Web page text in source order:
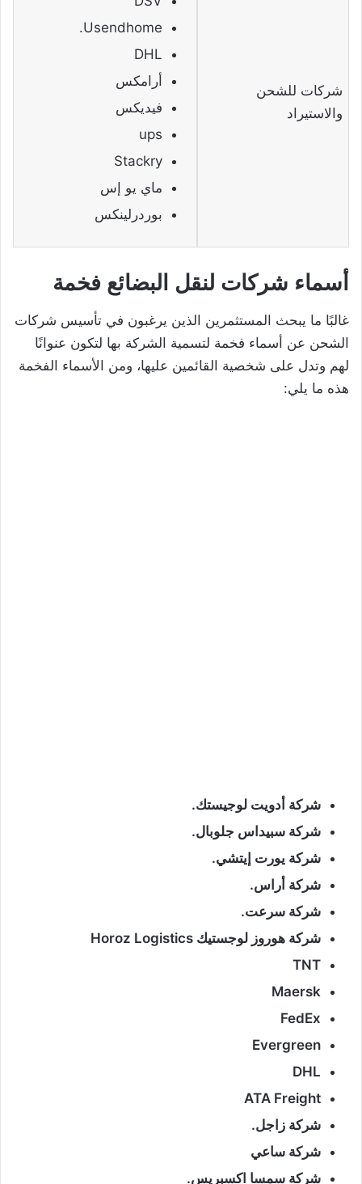
شركات للشحن
والاستيراد
Usendhome.
DHL
أرامكس
فيديكس
ups
Stackry
ماي يو إس
بوردرلينكس
أسماء شركات لنقل البضائع فخمة
غالبًا ما يبحث المستثمرين الذين يرغبون في تأسيس شركات
الشحن عن أسماء فخمة لتسمية الشركة بها لتكون عنوانًا
لهم وتدل على شخصية القائمين عليها، ومن الأسماء الفخمة
هذه ما يلي:
شركة أدويت لوجيستك.
شركة سبيداس جلوبال.
شركة يورت إيتشي.
شركة أراس.
شركة سرعت.
شركة هوروز لوجستيك Horoz Logistics
TNT
Maersk
FedEx
Evergreen
DHL
ATA Freight
شركة زاجل.
شركة ساعي
شركة سمسا اكسبريس.